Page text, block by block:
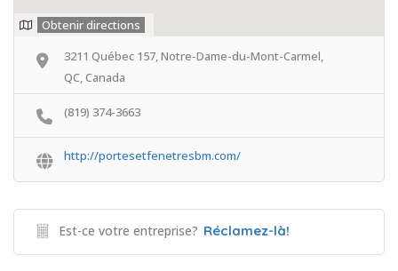
Obtenir directions
3211 Québec 157, Notre-Dame-du-Mont-Carmel,
QC, Canada
(819) 374-3663
http://portesetfenetresbm.com/
Est-ce votre entreprise? Réclamez-là!